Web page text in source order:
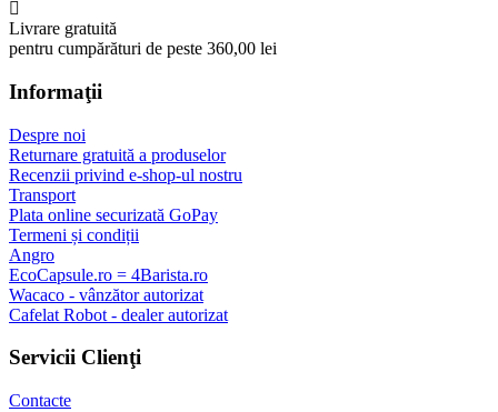
Livrare gratuită
pentru cumpărături de peste 360,00 lei
Informaţii
Despre noi
Returnare gratuită a produselor
Recenzii privind e-shop-ul nostru
Transport
Plata online securizată GoPay
Termeni și condiții
Angro
EcoCapsule.ro = 4Barista.ro
Wacaco - vânzător autorizat
Cafelat Robot - dealer autorizat
Servicii Clienţi
Contacte